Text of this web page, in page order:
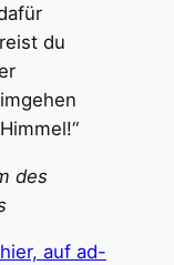
du
des
auf ad-